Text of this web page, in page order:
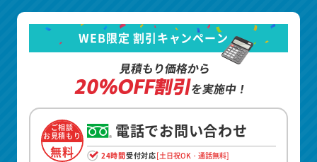
WEB限定 割引キャンペーン
見積もり価格から
20%OFF割引を実施中！
ご相談
お見積もり
無料
電話でお問い合わせ
24時間受付対応[土日祝OK・通話無料]